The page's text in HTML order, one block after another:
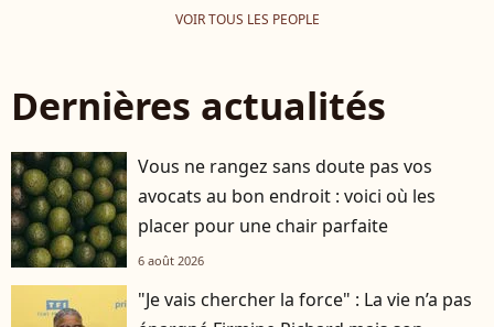
VOIR TOUS LES PEOPLE
Dernières actualités
Vous ne rangez sans doute pas vos
avocats au bon endroit : voici où les
placer pour une chair parfaite
6 août 2026
"Je vais chercher la force" : La vie n’a pas